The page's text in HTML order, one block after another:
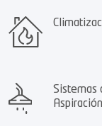
Sistemas
Aspiración